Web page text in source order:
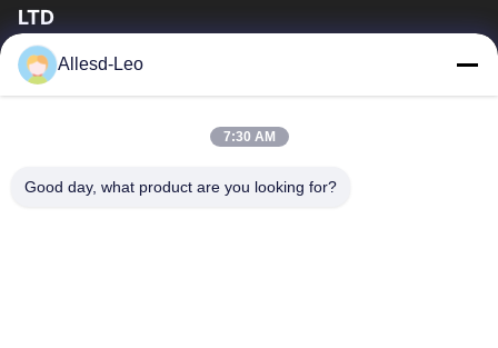
LTD
ประสบการณ์ 16 ปี ในฐานะผู้ผลิตและผู้ส่งออกผลิตภัณฑ์ ESD &
Cleanroom ชั้นนำ เราขอเสนออุปกรณ์และวัสดุสิ้นเปลือง ESD &
บ้าน
สินค้า
Allesd-Leo
7:30 AM
Good day, what product are you looking for?